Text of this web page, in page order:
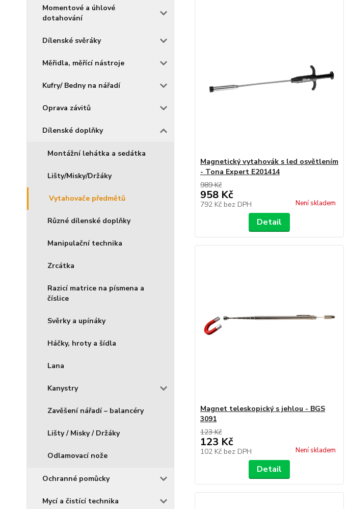
Momentové a úhlové
dotahování
Dílenské svěráky
Měřidla, měřící nástroje
Kufry/ Bedny na nářadí
Oprava závitů
Dílenské doplňky
Montážní lehátka a sedátka
Lišty/Misky/Držáky
Vytahovače předmětů
Různé dílenské doplňky
Manipulační technika
Zrcátka
Razicí matrice na písmena a
číslice
Svěrky a upínáky
Háčky, hroty a šídla
Lana
Kanystry
Zavěšení nářadí – balancéry
Lišty / Misky / Držáky
Odlamovací nože
Ochranné pomůcky
Mycí a čistící technika
Magnetický vytahovák s led osvětlením
- Tona Expert E201414
989 Kč
958 Kč
792 Kč bez DPH Není skladem
Detail
Magnet teleskopický s jehlou - BGS
3091
123 Kč
123 Kč
102 Kč bez DPH Není skladem
Detail